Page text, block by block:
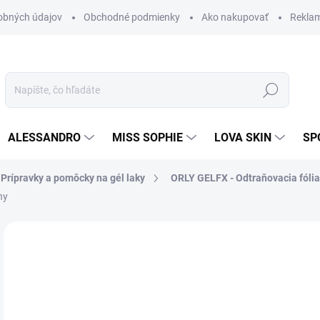
údajov Obchodné podmienky Ako nakupovať
Hľadať
ALESSANDRO MISS SOPHIE LOVA SKIN
Prípravky a pomôcky na gél laky
ORLY GELFX - Odtraňovacia